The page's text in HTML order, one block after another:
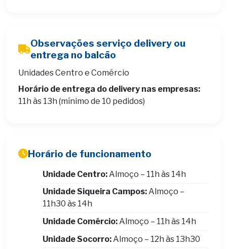
Observações serviço delivery ou
entrega no balcão
Unidades Centro e Comércio
Horário de entrega do delivery nas empresas:
11h às 13h (mínimo de 10 pedidos)
Horário de funcionamento
Unidade Centro: Almoço – 11h às 14h
Unidade Siqueira Campos:Almoço –
11h30 às 14h
Unidade Comércio:Almoço – 11h às 14h
Unidade Socorro: Almoço – 12h às 13h30